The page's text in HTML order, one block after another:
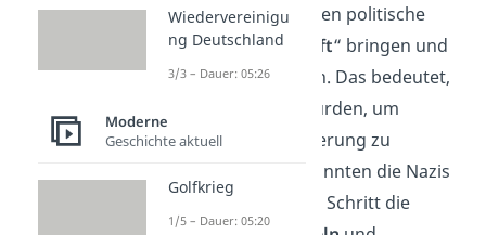
die Nazis nach Belieben politische
Gegner in „Schutzhaft“ bringen und
so ihre Macht sichern. Das bedeutet,
dass sie inhaftiert wurden, um
angeblich die Bevölkerung zu
„schützen“. Damit konnten die Nazis
schließlich Schritt für Schritt die
Wiedervereinigu
ng Deutschland
3/3 – Dauer: 05:26
Moderne
Geschichte aktuell
Golfkrieg
1/5 – Dauer: 05:20